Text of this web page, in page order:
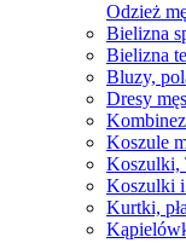
Odzież
Bielizna
Bielizna
Bluzy,
Dresy
Koszule
Koszulki,
Koszulki
Kurtki,